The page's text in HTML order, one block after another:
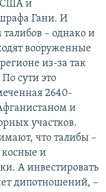
США и
Гани. И
– однако и
вооруженные
из-за так
По сути это
2640-
и
участков.
что талибы –
и
А инвестировать
дипотношений, –